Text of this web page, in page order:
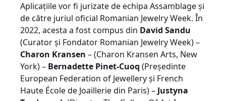
Aplicațiile vor fi jurizate de echipa Assamblage și
de către juriul oficial Romanian Jewelry Week. În
2022, acesta a fost compus din David Sandu
(Curator și Fondator Romanian Jewelry Week) –
Charon Kransen – (Charon Kransen Arts, New
York) – Bernadette Pinet-Cuoq (Președinte
European Federation of Jewellery și French
Haute École de Joaillerie din Paris) – Justyna